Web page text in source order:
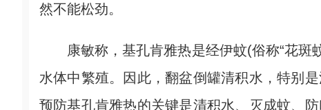
然不能松劲。
康敏称，基孔肯雅热是经伊蚊(俗称“花斑
水体中繁殖。因此，翻盆倒罐清积水，特别
预防基孔肯雅热的关键是清积水、灭成蚊、